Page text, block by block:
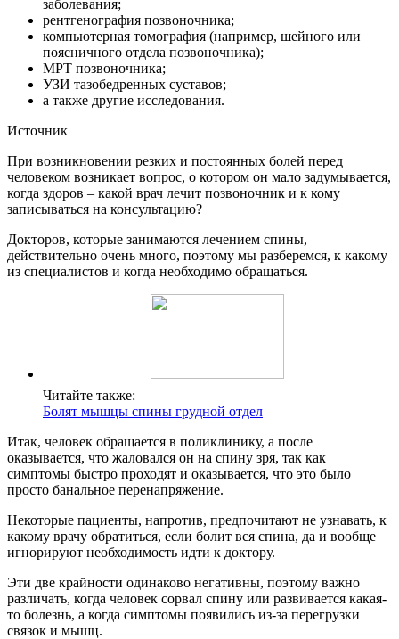
заболевания;
рентгенография позвоночника;
компьютерная томография (например, шейного или
поясничного отдела позвоночника);
МРТ позвоночника;
УЗИ тазобедренных суставов;
а также другие исследования.
Источник
При возникновении резких и постоянных болей перед
человеком возникает вопрос, о котором он мало задумывается,
когда здоров – какой врач лечит позвоночник и к кому
записываться на консультацию?
Докторов, которые занимаются лечением спины,
действительно очень много, поэтому мы разберемся, к какому
из специалистов и когда необходимо обращаться.
Читайте также:
Болят мышцы спины грудной отдел
Итак, человек обращается в поликлинику, а после
оказывается, что жаловался он на спину зря, так как
симптомы быстро проходят и оказывается, что это было
просто банальное перенапряжение.
Некоторые пациенты, напротив, предпочитают не узнавать, к
какому врачу обратиться, если болит вся спина, да и вообще
игнорируют необходимость идти к доктору.
Эти две крайности одинаково негативны, поэтому важно
различать, когда человек сорвал спину или развивается какая-
то болезнь, а когда симптомы появились из-за перегрузки
связок и мышц.